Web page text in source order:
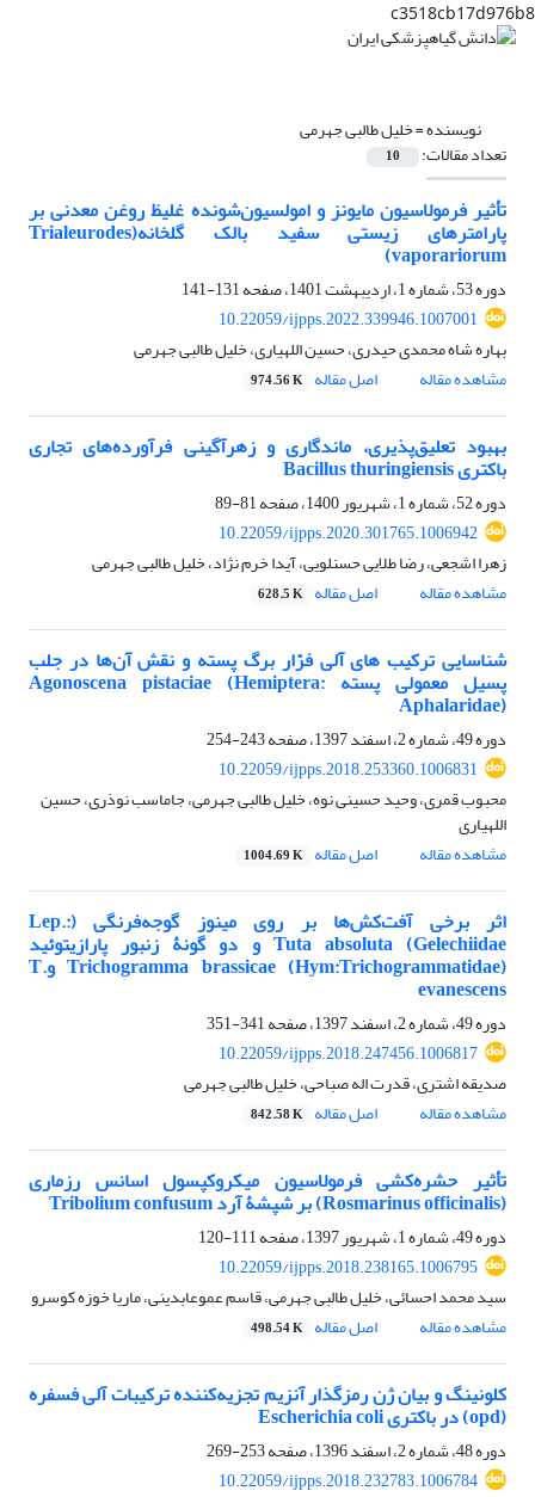
c3518cb17d976b8
نویسنده =خلیل طالبی جهرمی
تعداد مقالات: 10
تأثیر فرمولاسیون مایونز و امولسیون‌شونده غلیظ روغن معدنی بر
پارامترهای زیستی سفید بالک گلخانه(Trialeurodes
vaporariorum)
دوره 53، شماره 1، اردیبهشت 1401، صفحه
131-141
10.22059/ijpps.2022.339946.1007001
بهاره شاه محمدی حیدری، حسین اللهیاری، خلیل طالبی جهرمی
مشاهده مقاله
اصل مقاله 974.56 K
بهبود تعلیق‌پذیری، ماندگاری و زهرآگینی فرآورده‌های تجاری
باکتری Bacillus thuringiensis
دوره 52، شماره 1، شهریور 1400، صفحه
81-89
10.22059/ijpps.2020.301765.1006942
زهرا اشجعی، رضا طلایی حسنلویی، آیدا خرم نژاد، خلیل طالبی جهرمی
مشاهده مقاله
اصل مقاله 628.5 K
شناسایی ترکیب‏ های آلی فرّار برگ پسته و نقش آن‌ها در جلب
پسیل معمولی پسته Agonoscena pistaciae (Hemiptera:
Aphalaridae)
دوره 49، شماره 2، اسفند 1397، صفحه
243-254
10.22059/ijpps.2018.253360.1006831
محبوب قمری، وحید حسینی نوه، خلیل طالبی جهرمی، جاماسب نوذری، حسین
اللهیاری
مشاهده مقاله
اصل مقاله 1004.69 K
اثر برخی آفت‌کش‌ها بر روی مینوز گوجه‌فرنگی (Lep.:
Gelechiidae) Tuta absoluta و دو گونۀ زنبور پارازیتوئید
(Hym:Trichogrammatidae) Trichogramma brassicae وT.
evanescens
دوره 49، شماره 2، اسفند 1397، صفحه
341-351
10.22059/ijpps.2018.247456.1006817
صدیقه اشتری، قدرت اله صباحی، خلیل طالبی جهرمی
مشاهده مقاله
اصل مقاله 842.58 K
تأثیر حشره‌کشی فرمولاسیون میکروکپسول اسانس رزماری
(Rosmarinus officinalis) بر شپشۀ آرد Tribolium confusum
دوره 49، شماره 1، شهریور 1397، صفحه
111-120
10.22059/ijpps.2018.238165.1006795
سید محمد احسائی، خلیل طالبی جهرمی، قاسم عموعابدینی، ماریا خوزه کوسرو
مشاهده مقاله
اصل مقاله 498.54 K
کلونینگ و بیان ژن رمزگذار آنزیم تجزیه‌کننده ترکیبات آلی فسفره
(opd) در باکتری Escherichia coli
دوره 48، شماره 2، اسفند 1396، صفحه
253-269
10.22059/ijpps.2018.232783.1006784